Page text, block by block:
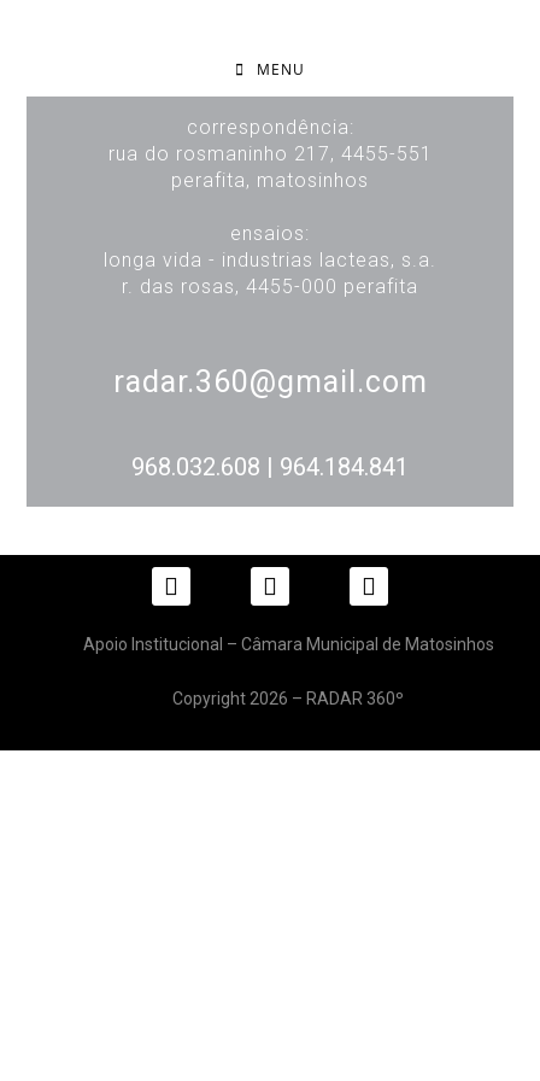
MENU
correspondência:
rua do rosmaninho 217, 4455-551
perafita, matosinhos
ensaios:
longa vida - industrias lacteas, s.a.
r. das rosas, 4455-000 perafita
radar.360@gmail.com
968.032.608 | 964.184.841
Apoio Institucional – Câmara Municipal de Matosinhos
Copyright 2026 – RADAR 360º